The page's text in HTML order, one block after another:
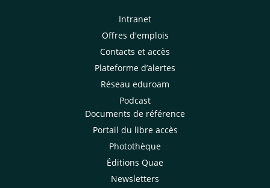
Intranet
Offres d'emplois
Contacts et accès
Plateforme d’alertes
Réseau eduroam
Podcast
Documents de référence
Portail du libre accès
Photothèque
Éditions Quae
Newsletters